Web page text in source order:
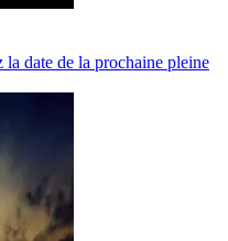
date de la prochaine pleine